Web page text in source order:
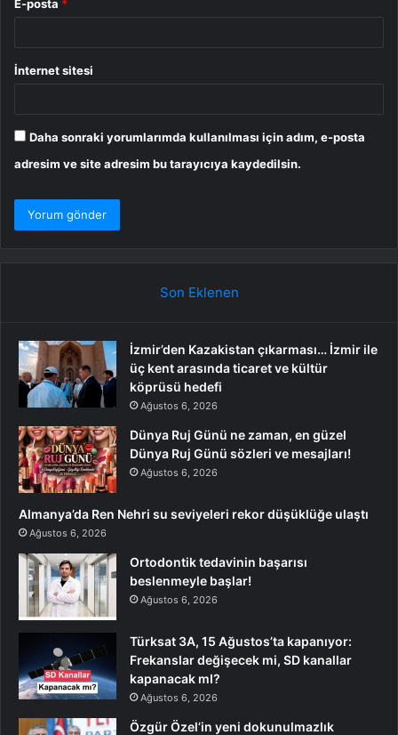
E-posta *
İnternet sitesi
Daha sonraki yorumlarımda kullanılması için adım, e-posta
adresim ve site adresim bu tarayıcıya kaydedilsin.
Son Eklenen
İzmir’den Kazakistan çıkarması… İzmir ile
üç kent arasında ticaret ve kültür
köprüsü hedefi
Ağustos 6, 2026
Dünya Ruj Günü ne zaman, en güzel
Dünya Ruj Günü sözleri ve mesajları!
Ağustos 6, 2026
Almanya’da Ren Nehri su seviyeleri rekor düşüklüğe ulaştı
Ağustos 6, 2026
Ortodontik tedavinin başarısı
beslenmeyle başlar!
Ağustos 6, 2026
Türksat 3A, 15 Ağustos’ta kapanıyor:
Frekanslar değişecek mi, SD kanallar
kapanacak mI?
Ağustos 6, 2026
Özgür Özel’in yeni dokunulmazlık